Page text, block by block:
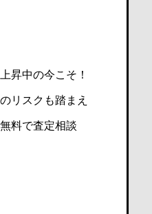
昇中の今こそ！
リスクも踏まえ
料で査定相談